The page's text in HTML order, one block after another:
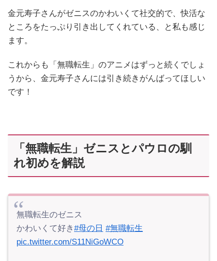
金元寿子さんがゼニスのかわいくて社交的で、快活な
ところをたっぷり引き出してくれている、と私も感じ
ます。
これからも「無職転生」のアニメはずっと続くでしょ
うから、金元寿子さんには引き続きがんばってほしい
です！
「無職転生」ゼニスとパウロの馴
れ初めを解説
無職転生のゼニス
かわいくて好き#母の日 #無職転生
pic.twitter.com/S11NiGoWCO